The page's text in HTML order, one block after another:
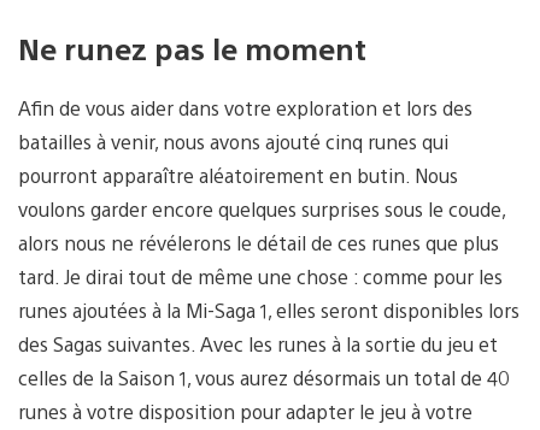
Ne runez pas le moment
Afin de vous aider dans votre exploration et lors des
batailles à venir, nous avons ajouté cinq runes qui
pourront apparaître aléatoirement en butin. Nous
voulons garder encore quelques surprises sous le coude,
alors nous ne révélerons le détail de ces runes que plus
tard. Je dirai tout de même une chose : comme pour les
runes ajoutées à la Mi-Saga 1, elles seront disponibles lors
des Sagas suivantes. Avec les runes à la sortie du jeu et
celles de la Saison 1, vous aurez désormais un total de 40
runes à votre disposition pour adapter le jeu à votre